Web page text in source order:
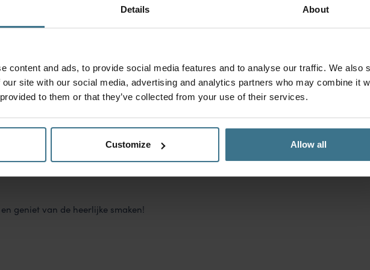
Details About
content and ads, to provide social media features and to analyse our traffic. We also
site with our social media, advertising and analytics partners who may combine it
to them or that they’ve collected from your use of their services.
Customize Allow all
ineen vershoudbakje, in de koelkast. Draai het bakje
verdeeld wordt.
kant, afhankelijk van de dikte van het vlees. Het vlees
geniet van de heerlijke smaken!